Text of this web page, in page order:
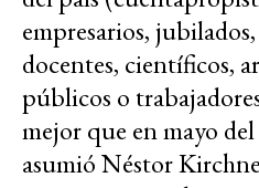
empresarios, jubilados,
docentes, científicos,
públicos o
mejor que en mayo
asumió Néstor